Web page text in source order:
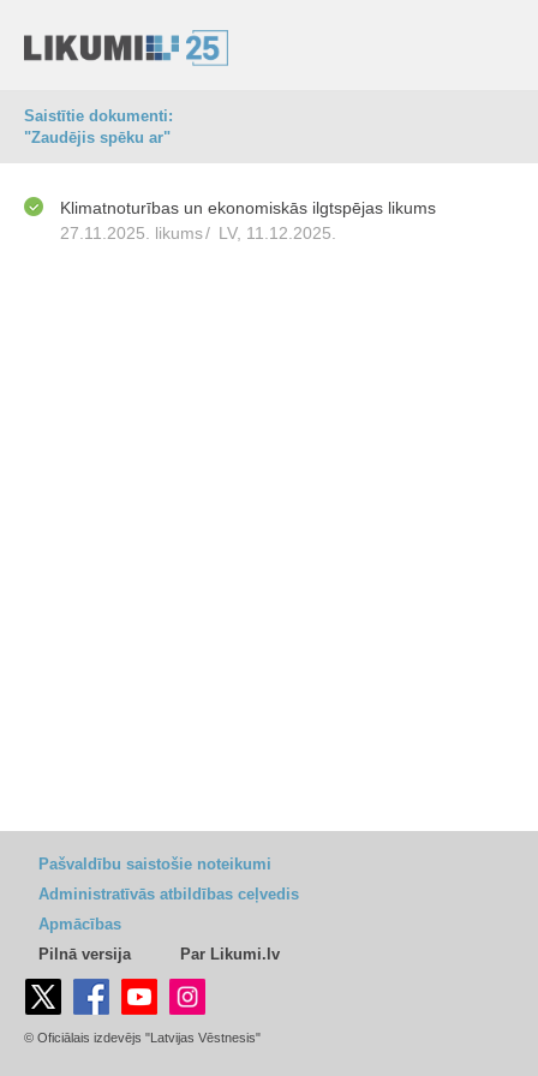
Saistītie dokumenti:
"Zaudējis spēku ar"
Klimatnoturības un ekonomiskās ilgtspējas likums
27.11.2025. likums/ LV, 11.12.2025.
Pašvaldību saistošie noteikumi
Administratīvās atbildības ceļvedis
Apmācības
Pilnā versija
Par Likumi.lv
© Oficiālais izdevējs "Latvijas Vēstnesis"